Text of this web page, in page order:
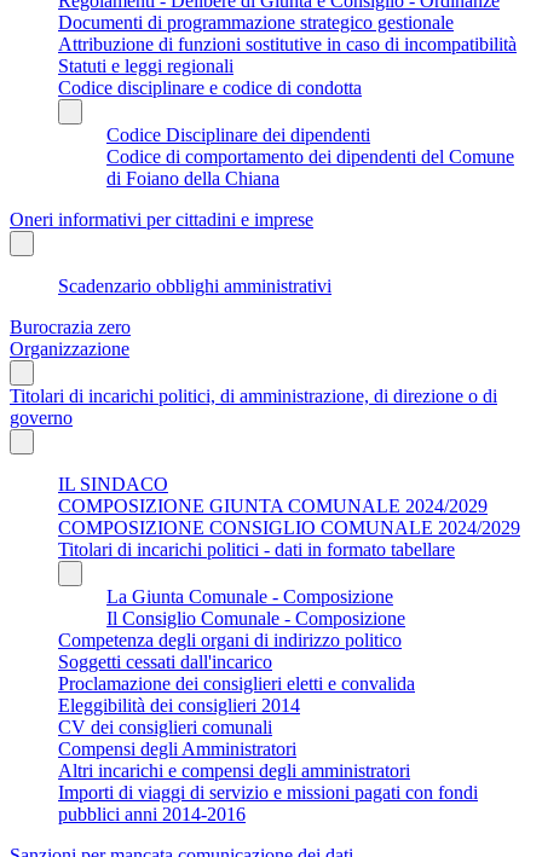
Documenti di programmazione strategico gestionale
Attribuzione di funzioni sostitutive in caso di incompatibilità
Statuti e leggi regionali
Codice disciplinare e codice di condotta
Codice Disciplinare dei dipendenti
Codice di comportamento dei dipendenti del Comune
di Foiano della Chiana
Oneri informativi per cittadini e imprese
Scadenzario obblighi amministrativi
Burocrazia zero
Organizzazione
Titolari di incarichi politici, di amministrazione, di direzione o di
governo
IL SINDACO
COMPOSIZIONE GIUNTA COMUNALE 2024/2029
COMPOSIZIONE CONSIGLIO COMUNALE 2024/2029
Titolari di incarichi politici - dati in formato tabellare
La Giunta Comunale - Composizione
Il Consiglio Comunale - Composizione
Competenza degli organi di indirizzo politico
Soggetti cessati dall'incarico
Proclamazione dei consiglieri eletti e convalida
Eleggibilità dei consiglieri 2014
CV dei consiglieri comunali
Compensi degli Amministratori
Altri incarichi e compensi degli amministratori
Importi di viaggi di servizio e missioni pagati con fondi
pubblici anni 2014-2016